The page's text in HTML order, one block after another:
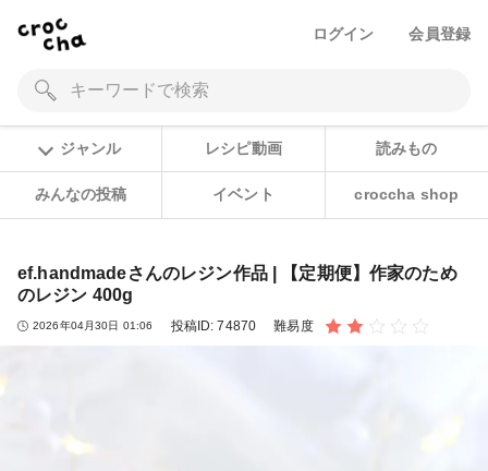
ログイン 会員登録
ジャンル レシピ動画 読みもの
みんなの投稿 イベント croccha shop
ef.handmadeさんのレジン作品 | 【定期便】作家のため
のレジン 400g
2026年04月30日 01:06 投稿ID:74870 難易度